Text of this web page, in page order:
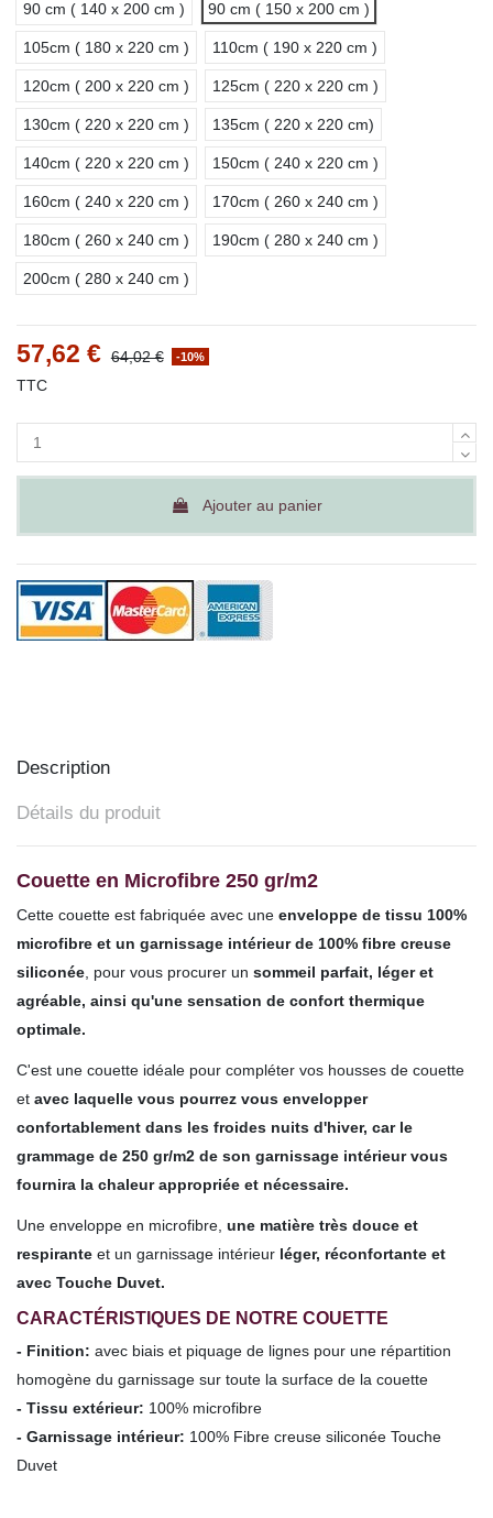
90 cm ( 140 x 200 cm ) 90 cm ( 150 x 200 cm )
105cm ( 180 x 220 cm ) 110cm ( 190 x 220 cm )
120cm ( 200 x 220 cm ) 125cm ( 220 x 220 cm )
130cm ( 220 x 220 cm ) 135cm ( 220 x 220 cm)
140cm ( 220 x 220 cm ) 150cm ( 240 x 220 cm )
160cm ( 240 x 220 cm ) 170cm ( 260 x 240 cm )
180cm ( 260 x 240 cm ) 190cm ( 280 x 240 cm )
200cm ( 280 x 240 cm )
57,62 € 64,02 € -10%
TTC
Ajouter au panier
Description
Détails du produit
Couette en Microfibre 250 gr/m2
Cette couette est fabriquée avec une enveloppe de tissu 100%
microfibre et un garnissage intérieur de 100% fibre creuse
siliconée , pour vous procurer un sommeil parfait, léger et
agréable, ainsi qu'une sensation de confort thermique
optimale.
C'est une couette idéale pour compléter vos housses de couette
et avec laquelle vous pourrez vous envelopper
confortablement dans les froides nuits d'hiver, car le
grammage de 250 gr/m2 de son garnissage intérieur vous
fournira la chaleur appropriée et nécessaire.
Une enveloppe en microfibre, une matière très douce et
respirante et un garnissage intérieur léger, réconfortante et
avec Touche Duvet.
CARACTÉRISTIQUES DE NOTRE COUETTE
- Finition: avec biais et piquage de lignes pour une répartition
homogène du garnissage sur toute la surface de la couette
- Tissu extérieur: 100% microfibre
- Garnissage intérieur: 100% Fibre creuse siliconée Touche
Duvet